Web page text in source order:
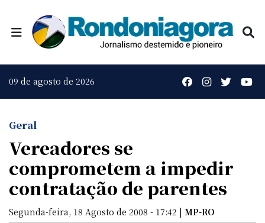
09 de agosto de 2026
Geral
Vereadores se
comprometem a impedir
contratação de parentes
Segunda-feira, 18 Agosto de 2008 - 17:42 | MP-RO